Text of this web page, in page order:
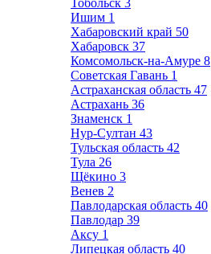
Тобольск 3
Ишим 1
Хабаровский край 50
Хабаровск 37
Комсомольск-на-Амуре 8
Советская Гавань 1
Астраханская область 47
Астрахань 36
Знаменск 1
Нур-Султан 43
Тульская область 42
Тула 26
Щёкино 3
Венев 2
Павлодарская область 40
Павлодар 39
Аксу 1
Липецкая область 40